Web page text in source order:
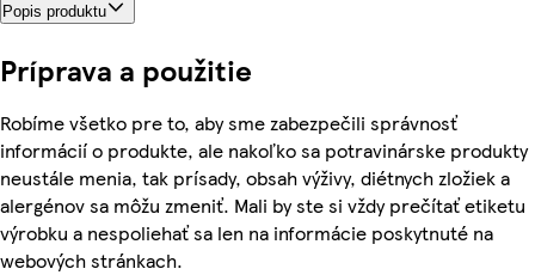
Popis produktu
Príprava a použitie
Robíme všetko pre to, aby sme zabezpečili správnosť
informácií o produkte, ale nakoľko sa potravinárske produkty
neustále menia, tak prísady, obsah výživy, diétnych zložiek a
alergénov sa môžu zmeniť. Mali by ste si vždy prečítať etiketu
výrobku a nespoliehať sa len na informácie poskytnuté na
webových stránkach.